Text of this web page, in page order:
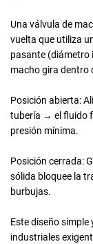
Una válvula de
vuelta que utiliza
pasante (diámetro
macho gira dentro
Posición abierta:
tubería → el fluido
presión mínima.
Posición cerrada:
sólida bloquee la
burbujas.
Este diseño
industriales